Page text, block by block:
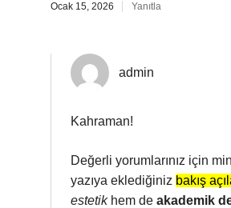
Ocak 15, 2026 Yanıtla
admin
Kahraman!
Değerli yorumlarınız için
yazıya eklediğiniz bakış
estetikhem de akademik